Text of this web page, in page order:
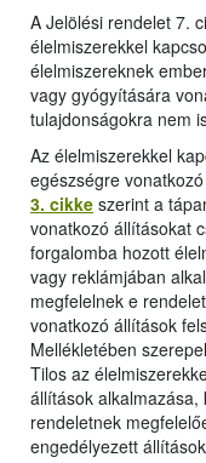
A Jelölési rendelet 7.
élelmiszerekkel
élelmiszereknek
vagy gyógyítására
tulajdonságokra nem
Az élelmiszerekkel
egészségre
3. cikke szerint a
vonatkozó állításokat
forgalomba hozott
vagy reklámjában
megfelelnek e
vonatkozó állítások
Mellékletében
Tilos az
állítások
rendeletnek
engedélyezett